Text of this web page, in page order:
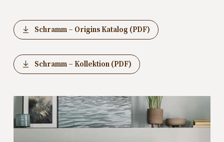
Schramm – Origins Katalog (PDF)
Schramm – Kollektion (PDF)